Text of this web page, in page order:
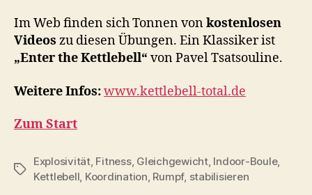
Im Web finden sich Tonnen vonkostenlosen
Videos zu diesen Übungen. Ein Klassiker ist
„Enter the Kettlebell“ von Pavel Tsatsouline.
Weitere Infos:www.kettlebell-total.de
Zum Start
Schlagwörter
Explosivität, Fitness, Gleichgewicht, Indoor-Boule,
Kettlebell, Koordination, Rumpf, stabilisieren